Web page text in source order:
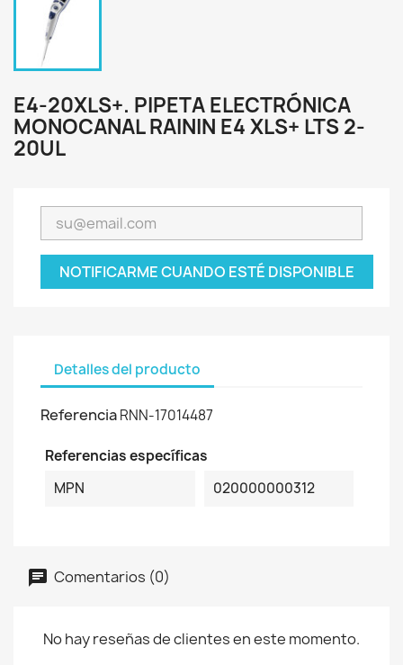
E4-20XLS+. PIPETA ELECTRÓNICA
MONOCANAL RAININ E4 XLS+ LTS 2-
20UL
NOTIFICARME CUANDO ESTÉ DISPONIBLE
Detalles del producto
ReferenciaRNN-17014487
Referencias específicas
MPN
020000000312
Comentarios (0)
No hay reseñas de clientes en este momento.